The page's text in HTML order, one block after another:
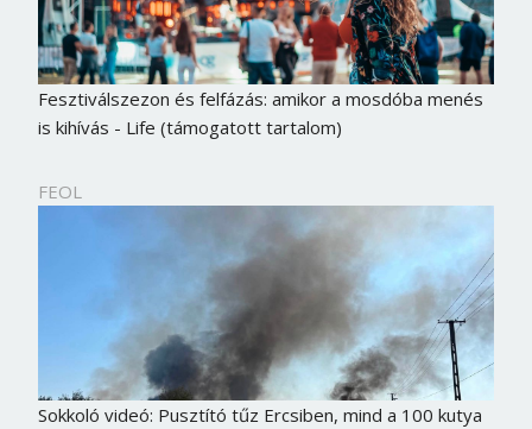
Fesztiválszezon és felfázás: amikor a mosdóba menés
is kihívás - Life (támogatott tartalom)
FEOL
Sokkoló videó: Pusztító tűz Ercsiben, mind a 100 kutya